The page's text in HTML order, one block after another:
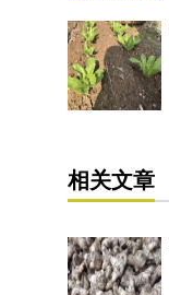
相关文章